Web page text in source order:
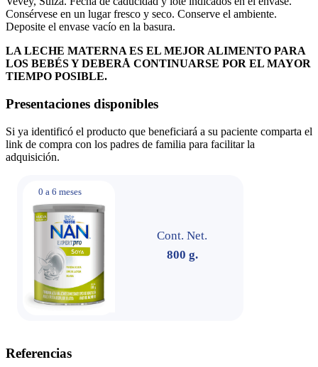
Consérvese en un lugar fresco y seco. Conserve el ambiente.
Deposite el envase vacío en la basura.
LA LECHE MATERNA ES EL MEJOR ALIMENTO PARA
LOS BEBÉS Y DEBERÅ CONTINUARSE POR EL MAYOR
TIEMPO POSIBLE.
Presentaciones disponibles
Si ya identificó el producto que beneficiará a su paciente comparta el
link de compra con los padres de familia para facilitar la
adquisición.
0 a 6 meses
Cont. Net.
800 g.
Referencias